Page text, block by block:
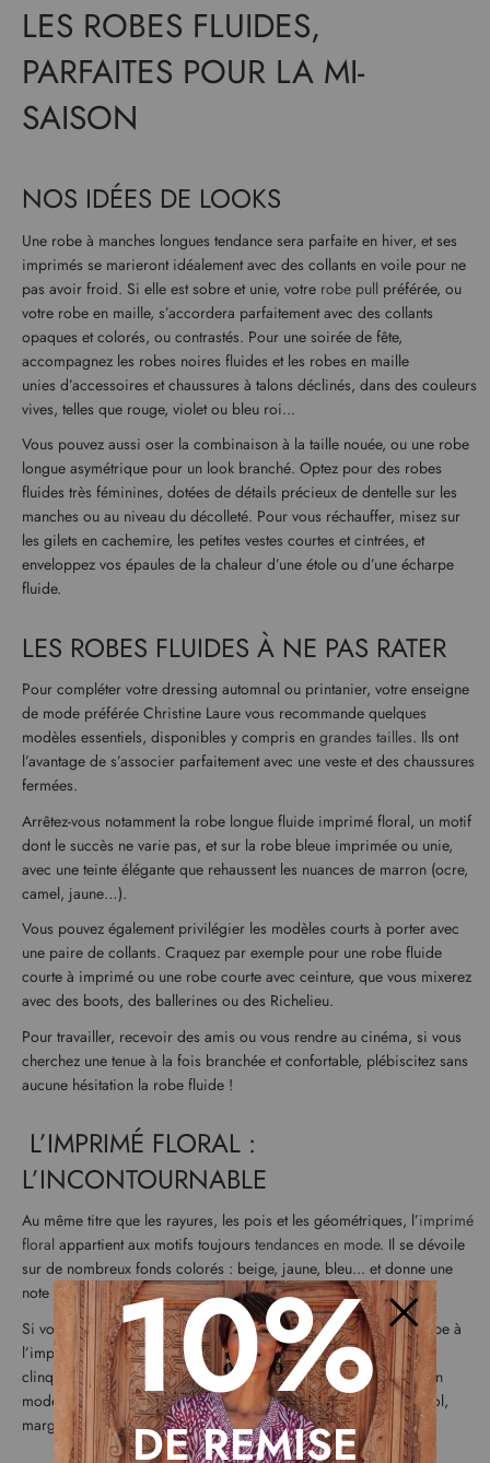
LES ROBES FLUIDES,
PARFAITES POUR LA MI-
SAISON
NOS IDÉES DE LOOKS
Une robe à manches longues tendance sera parfaite en hiver, et ses
imprimés se marieront idéalement avec des collants en voile pour ne
pas avoir froid. Si elle est sobre et unie, votre robe pull préférée, ou
votre robe en maille, s’accordera parfaitement avec des collants
opaques et colorés, ou contrastés. Pour une soirée de fête,
accompagnez les robes noires fluides et les robes en maille
unies d’accessoires et chaussures à talons déclinés, dans des couleurs
vives, telles que rouge, violet ou bleu roi...
Vous pouvez aussi oser la combinaison à la taille nouée, ou une robe
longue asymétrique pour un look branché. Optez pour des robes
fluides très féminines, dotées de détails précieux de dentelle sur les
manches ou au niveau du décolleté. Pour vous réchauffer, misez sur
les gilets en cachemire, les petites vestes courtes et cintrées, et
enveloppez vos épaules de la chaleur d’une étole ou d’une écharpe
fluide.
LES ROBES FLUIDES À NE PAS RATER
Pour compléter votre dressing automnal ou printanier, votre enseigne
de mode préférée Christine Laure vous recommande quelques
modèles essentiels, disponibles y compris en grandes tailles. Ils ont
l’avantage de s’associer parfaitement avec une veste et des chaussures
fermées.
Arrêtez-vous notamment la robe longue fluide imprimé floral, un motif
dont le succès ne varie pas, et sur la robe bleue imprimée ou unie,
avec une teinte élégante que rehaussent les nuances de marron (ocre,
camel, jaune…).
Vous pouvez également privilégier les modèles courts à porter avec
une paire de collants. Craquez par exemple pour une robe fluide
courte à imprimé ou une robe courte avec ceinture, que vous mixerez
avec des boots, des ballerines ou des Richelieu.
Pour travailler, recevoir des amis ou vous rendre au cinéma, si vous
cherchez une tenue à la fois branchée et confortable, plébiscitez sans
aucune hésitation la robe fluide !
L’IMPRIMÉ FLORAL :
L’INCONTOURNABLE
Au même titre que les rayures, les pois et les géométriques, l’imprimé
floral appartient aux motifs toujours tendances en mode. Il se dévoile
sur de nombreux fonds colorés : beige, jaune, bleu... et donne une
note romantique à votre look.
Si vous aimez les tenues subtiles et discrètes, optez pour une robe à
l’imprimé floral délicat. Si au contraire, vous préférez les looks
clinquants, originaux ou contemporains, jetez votre dévolu sur un
modèle fluide à l’imprimé floral plus imposant (pivoine, tournesol,
marguerite…).
Fermer
10%
DE REMISE